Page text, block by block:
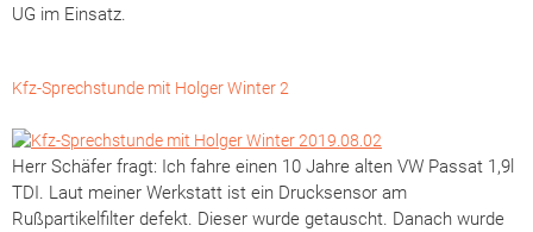
UG im Einsatz.
Kfz-Sprechstunde mit Holger Winter 2
Herr Schäfer fragt: Ich fahre einen 10 Jahre alten VW Passat 1,9l
TDI. Laut meiner Werkstatt ist ein Drucksensor am
Rußpartikelfilter defekt. Dieser wurde getauscht. Danach wurde